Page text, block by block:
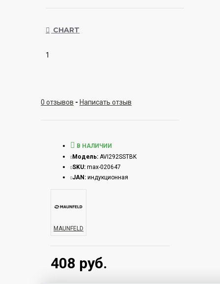
CHART
1
0 отзывов - Написать отзыв
408 руб.
В НАЛИЧИИ
Модель: AVI292SSTBK
SKU: max-020647
JAN: индукционная
MAUNFELD